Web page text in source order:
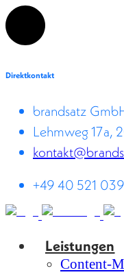
Direktkontakt
brandsatz
Lehmweg 17a,
+49 40 521
Leistungen
Content-